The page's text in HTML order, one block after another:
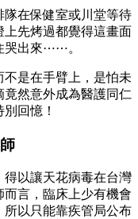
在保健室或川堂等待
先烤過都覺得這畫面
哭出來⋯⋯。
是在手臂上，是怕未
然意外成為醫護同仁
回憶！
以讓天花病毒在台灣
言，臨床上少有機會
以只能靠疾管局公布